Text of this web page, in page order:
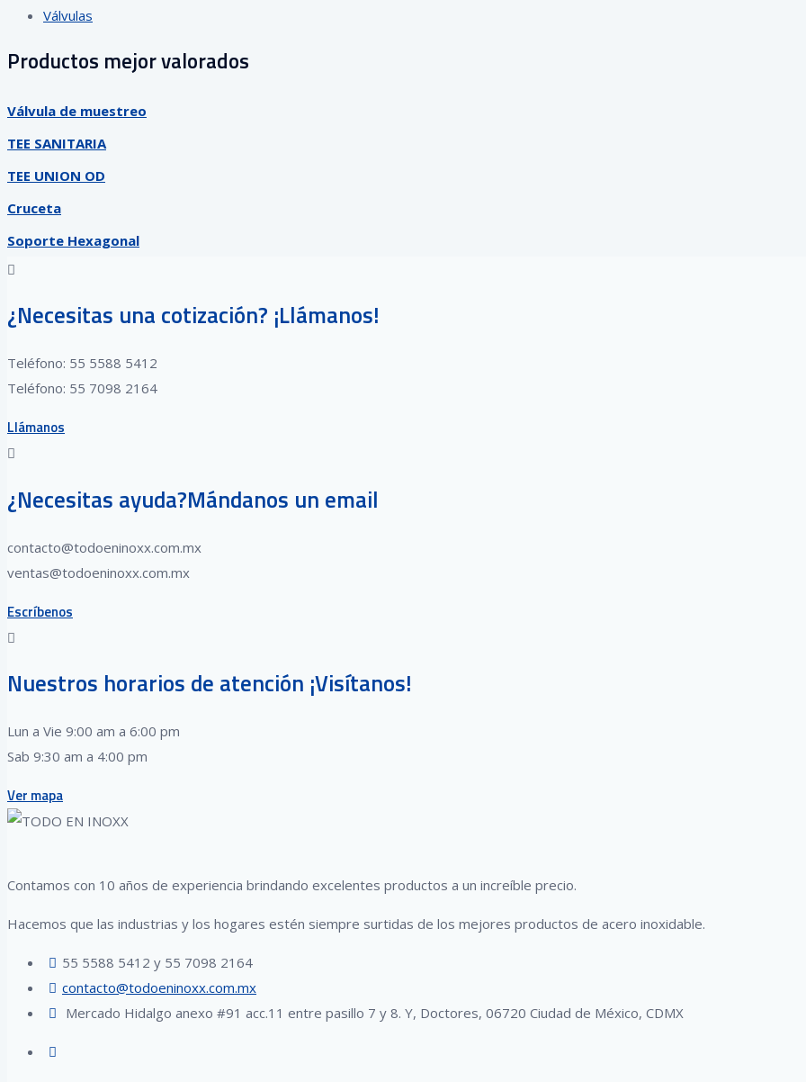
Válvulas
Productos mejor valorados
Válvula de muestreo
TEE SANITARIA
TEE UNION OD
Cruceta
Soporte Hexagonal
¿Necesitas una cotización? ¡Llámanos!
Teléfono: 55 5588 5412
Teléfono: 55 7098 2164
Llámanos
¿Necesitas ayuda?Mándanos un email
contacto@todoeninoxx.com.mx
ventas@todoeninoxx.com.mx
Escríbenos
Nuestros horarios de atención ¡Visítanos!
Lun a Vie 9:00 am a 6:00 pm
Sab 9:30 am a 4:00 pm
Ver mapa
Contamos con 10 años de experiencia brindando excelentes productos a un increíble precio.
Hacemos que las industrias y los hogares estén siempre surtidas de los mejores productos de acero inoxidable.
55 5588 5412 y 55 7098 2164
contacto@todoeninoxx.com.mx
Mercado Hidalgo anexo #91 acc.11 entre pasillo 7 y 8. Y, Doctores, 06720 Ciudad de México, CDMX